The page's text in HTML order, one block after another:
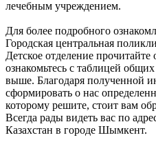
лечебным учреждением.
Для более подробного
Городская центральная
Детское отделение
ознакомьтесь с таблицей
выше. Благодаря полученной
сформировать о нас
которому решите, стоит вам
Всегда рады видеть вас по
Казахстан в городе Шымкент.